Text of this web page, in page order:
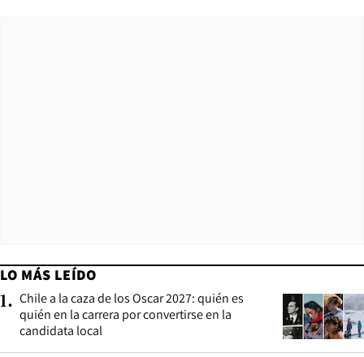
LO MÁS LEÍDO
1. Chile a la caza de los Oscar 2027: quién es
quién en la carrera por convertirse en la
candidata local